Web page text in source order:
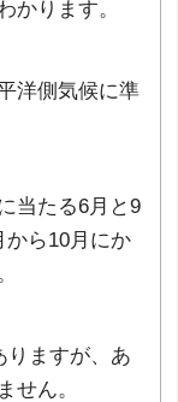
かります。
洋側気候に準
当たる6月と9
から10月にか
りますが、あ
せん。